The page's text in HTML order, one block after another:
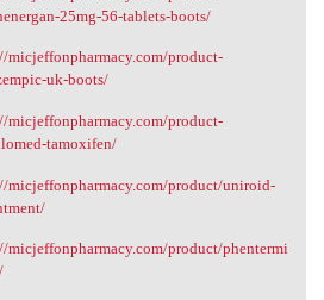
25mg-56-tablets-boots/
micjeffonpharmacy.com/product-
uk-boots/
micjeffonpharmacy.com/product-
tamoxifen/
micjeffonpharmacy.com/product/uniroid-
micjeffonpharmacy.com/product/phentermi